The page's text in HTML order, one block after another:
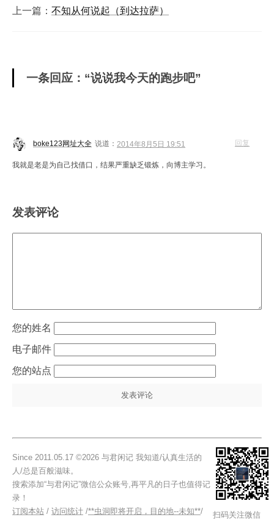
上一篇： 不知从何说起（到达拉萨）
一条回应：“说说我今天的跑步吧”
boke123网址大全 说道： 2014年8月5日 19:51
我就是老是为自己找借口，结果严重缺乏锻炼，向博主学习。
回复
发表评论
姓名
电子邮件
站点
Since 2011.05.17 ©2026 与君闲记 我知道/认真生活的
人/总是百般滋味。
搜索添加“与君闲记”微信公众账号,再平凡的日子也值得记
录！
订阅本站 / 访问统计 /**虫洞即将开启，目的地--未知**/
扫码关注微信